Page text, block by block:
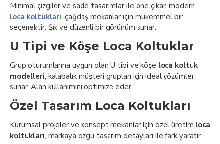
Minimal çizgiler ve sade tasarımlar ile öne çıkan modern
loca koltukları, çağdaş mekanlar için mükemmel bir
seçenektir. Şık ve düzenli bir görünüm sunar.
U Tipi ve Köşe Loca Koltuklar
Grup oturumlarına uygun olan U tipi ve köşe loca koltuk
modelleri, kalabalık müşteri grupları için ideal çözümler
sunar. Alan kullanımını optimize eder.
Özel Tasarım Loca Koltukları
Kurumsal projeler ve konsept mekanlar için özel üretim loca
koltukları, markaya özgü tasarım detayları ile fark yaratır.